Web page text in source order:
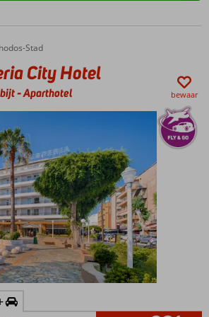
Stad
City Hotel
-Aparthotel bewaar